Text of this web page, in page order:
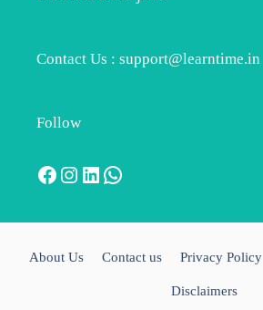
Contact Us : support@learntime.in
Follow
Facebook
Instagram
LinkedIn
WhatsApp
About Us Contact us Privacy Policy
Disclaimers